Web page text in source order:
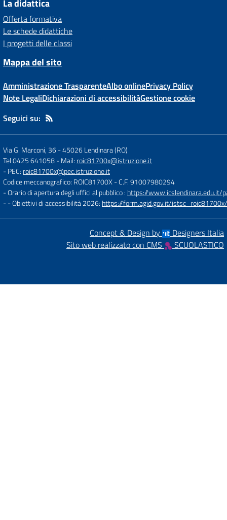
La didattica
Offerta formativa
Le schede didattiche
I progetti delle classi
Mappa del sito
Amministrazione TrasparenteAlbo onlinePrivacy Policy
Note LegaliDichiarazioni di accessibilitàGestione cookie
Seguici su:
Via G. Marconi, 36-45026 Lendinara (RO)
Tel 0425 641058- Mail: roic81700x@istruzione.it
- PEC: roic81700x@pec.istruzione.it
Codice meccanografico: ROIC81700X- C.F. 91007980294
- Orario di apertura degli uffici al pubblico : https://www.icslendinara.edu.it/
- - Obiettivi di accessibilità 2026: https://form.agid.gov.it/
Concept & Design by
Designers Italia
Sito web realizzato con CMS
SCUOLASTICO